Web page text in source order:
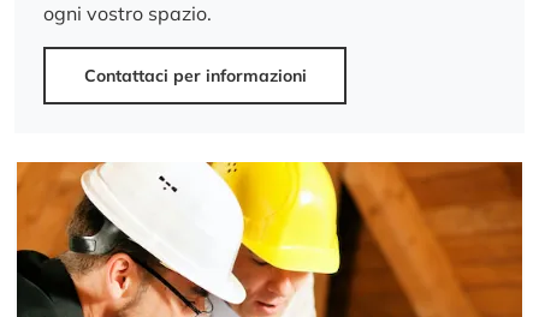
ogni vostro spazio.
Contattaci per informazioni